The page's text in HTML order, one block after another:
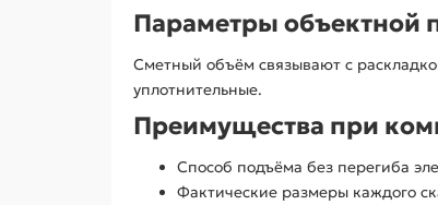
Параметры объектной
Сметный объём связывают с
уплотнительные.
Преимущества при
Способ подъёма без перегиба
Фактические размеры каждого